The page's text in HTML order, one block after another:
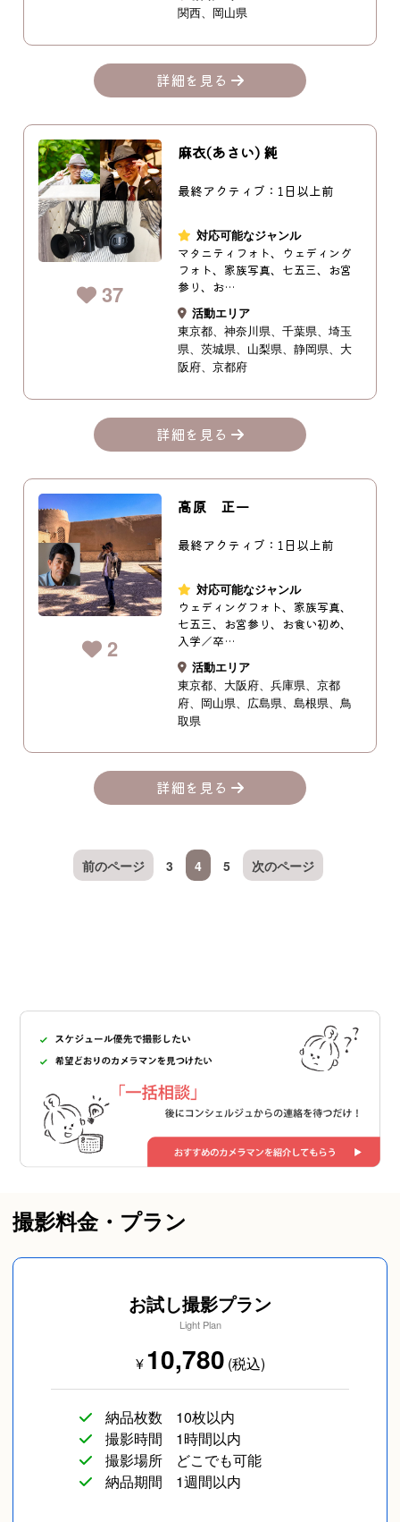
関西
岡山県
詳細を見る
37
麻衣(あさい) 純
最終アクティブ：1日以上前
対応可能なジャンル
マタニティフォト、ウェディング
フォト、家族写真、七五三、お宮
参り、お…
活動エリア
東京都
神奈川県 千葉県
埼玉
県
茨城県 山梨県 静岡県
大
阪府
京都府
詳細を見る
2
高原 正一
最終アクティブ：1日以上前
対応可能なジャンル
ウェディングフォト、家族写真、
七五三、お宮参り、お食い初め、
入学／卒…
活動エリア
東京都
大阪府 兵庫県
京都
府
岡山県 広島県 島根県
鳥
取県
詳細を見る
前のページ 3 4 5 次のページ
撮影料金・プラン
お試し撮影プラン
Light Plan
¥10,780 (税込)
納品枚数
10枚以内
撮影時間
1時間以内
撮影場所
どこでも可能
納品期間
1週間以内